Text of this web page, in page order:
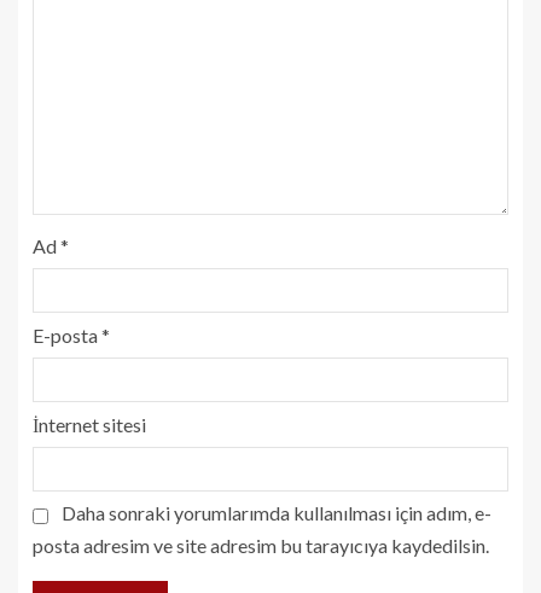
Ad*
E-posta*
İnternet sitesi
Daha sonraki yorumlarımda kullanılması için adım, e-
posta adresim ve site adresim bu tarayıcıya kaydedilsin.